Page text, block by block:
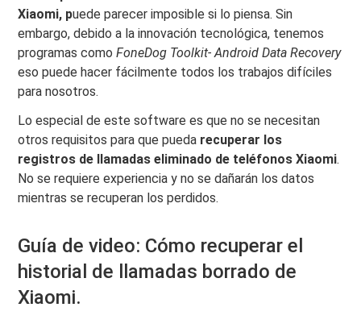
Xiaomi, puede parecer imposible si lo piensa. Sin
embargo, debido a la innovación tecnológica, tenemos
programas comoFoneDog Toolkit- Android Data Recovery
eso puede hacer fácilmente todos los trabajos difíciles
para nosotros.
Lo especial de este software es que no se necesitan
otros requisitos para que pueda recuperar los
registros de llamadas eliminado de teléfonos Xiaomi.
No se requiere experiencia y no se dañarán los datos
mientras se recuperan los perdidos.
Guía de video: Cómo recuperar el
historial de llamadas borrado de
Xiaomi.